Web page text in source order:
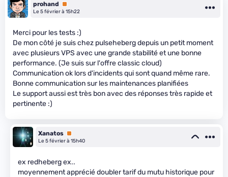
prohand
Premium
Le 5 février à 15h22
Merci pour les tests :)
De mon côté je suis chez pulseheberg depuis un petit moment
avec plusieurs VPS avec une grande stabilité et une bonne
performance. (Je suis sur l'offre classic cloud)
Communication ok lors d'incidents qui sont quand même rare.
Bonne communication sur les maintenances planifiées
Le support aussi est très bon avec des réponses très rapide et
pertinente :)
Xanatos Premium
Le 5 février à 15h40
ex redheberg ex..
moyennement apprécié doubler tarif du mutu historique pour